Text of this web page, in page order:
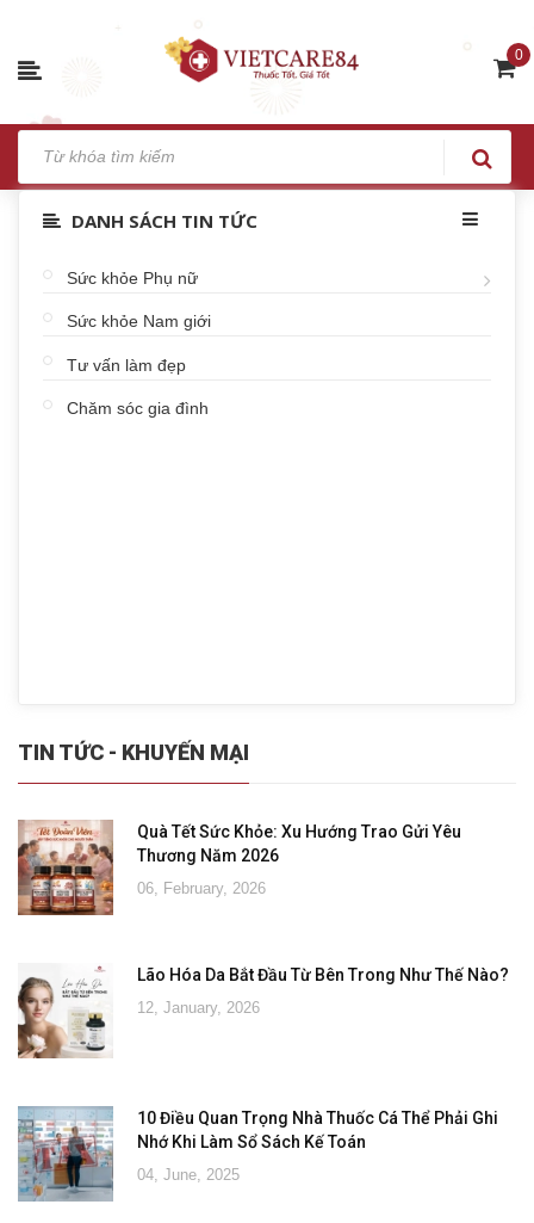
0
DANH SÁCH TIN TỨC
Sức khỏe Phụ nữ
Sức khỏe Nam giới
Tư vấn làm đẹp
Chăm sóc gia đình
TIN TỨC - KHUYẾN MẠI
Quà Tết Sức Khỏe: Xu Hướng Trao Gửi Yêu
Thương Năm 2026
06, February, 2026
Lão Hóa Da Bắt Đầu Từ Bên Trong Như Thế Nào?
12, January, 2026
10 Điều Quan Trọng Nhà Thuốc Cá Thể Phải Ghi
Nhớ Khi Làm Sổ Sách Kế Toán
04, June, 2025